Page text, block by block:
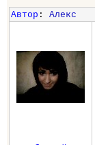
Автор : Алекс